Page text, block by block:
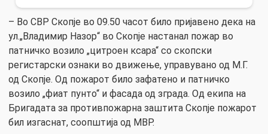
– Во СВР Скопје во 09.50 часот било пријавено дека на
ул.„Владимир Назор“ во Скопје настанал пожар во
патничко возило „цитроен ксара“ со скопски
регистарски ознаки во движење, управувано од М.Г.
од Скопје. Од пожарот било зафатено и патничко
возило „фиат пунто“ и фасада од зграда. Од екипа на
Бригадата за противпожарна заштита Скопје пожарот
бил изгаснат, соопштија од МВР.